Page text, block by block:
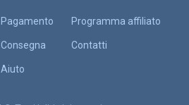
Pagamento
Consegna
Aiuto
Programma affiliato
Contatti